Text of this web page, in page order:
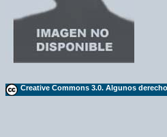
Creative Commons 3.0. Algunos